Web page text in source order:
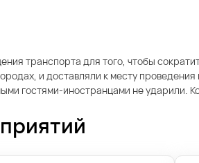
транспорта для того, чтобы
и доставляли к месту
гостями-иностранцами не